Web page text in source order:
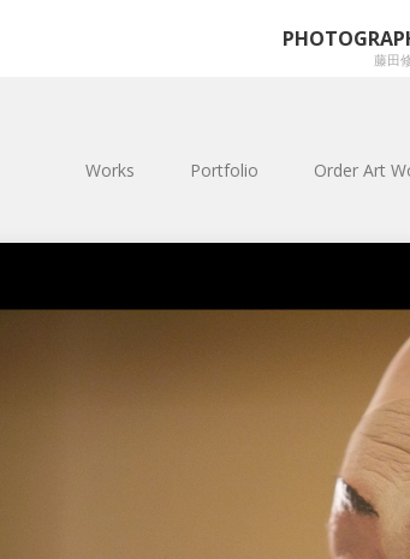
藤田
Works Portfolio Order Art